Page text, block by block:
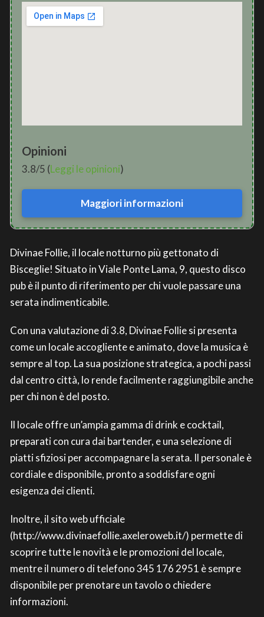
Opinioni
3.8/5 (Leggi le opinioni)
Maggiori informazioni
Divinae Follie, il locale notturno più gettonato di
Bisceglie! Situato in Viale Ponte Lama, 9, questo disco
pub è il punto di riferimento per chi vuole passare una
serata indimenticabile.
Con una valutazione di 3.8, Divinae Follie si presenta
come un locale accogliente e animato, dove la musica è
sempre al top. La sua posizione strategica, a pochi passi
dal centro città, lo rende facilmente raggiungibile anche
per chi non è del posto.
Il locale offre un’ampia gamma di drink e cocktail,
preparati con cura dai bartender, e una selezione di
piatti sfiziosi per accompagnare la serata. Il personale è
cordiale e disponibile, pronto a soddisfare ogni
esigenza dei clienti.
Inoltre, il sito web ufficiale
(http://www.divinaefollie.axeleroweb.it/) permette di
scoprire tutte le novità e le promozioni del locale,
mentre il numero di telefono 345 176 2951 è sempre
disponibile per prenotare un tavolo o chiedere
informazioni.